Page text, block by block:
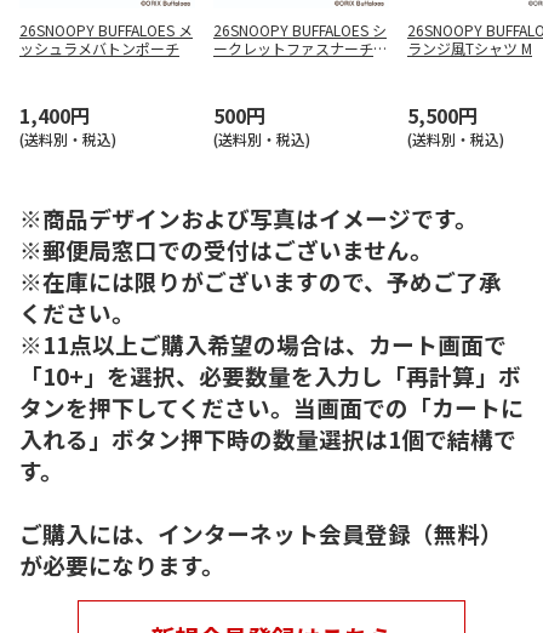
26SNOOPY BUFFALOES メ
ッシュラメバトンポーチ
1,400円
(送料別・税込)
26SNOOPY BUFFALOES シ
ークレットファスナーチャ
500円
(送料別・税込)
26SNOOPY
ランジ風Tシャツ M
5,500円
(送料別・税込)
※商品デザインおよび写真はイメージです。
※郵便局窓口での受付はございません。
※在庫には限りがございますので、予めご了承
ください。
※11点以上ご購入希望の場合は、カート画面で
「10+」を選択、必要数量を入力し「再計算」ボ
タンを押下してください。当画面での「カートに
入れる」ボタン押下時の数量選択は1個で結構で
す。
ご購入には、インターネット会員登録（無料）
が必要になります。